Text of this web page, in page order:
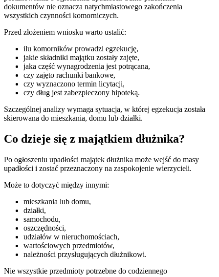
dokumentów nie oznacza natychmiastowego zakończenia
wszystkich czynności komorniczych.
Przed złożeniem wniosku warto ustalić:
ilu komorników prowadzi egzekucję,
jakie składniki majątku zostały zajęte,
jaka część wynagrodzenia jest potrącana,
czy zajęto rachunki bankowe,
czy wyznaczono termin licytacji,
czy dług jest zabezpieczony hipoteką.
Szczególnej analizy wymaga sytuacja, w której egzekucja została
skierowana do mieszkania, domu lub działki.
Co dzieje się z majątkiem dłużnika?
Po ogłoszeniu upadłości majątek dłużnika może wejść do masy
upadłości i zostać przeznaczony na zaspokojenie wierzycieli.
Może to dotyczyć między innymi:
mieszkania lub domu,
działki,
samochodu,
oszczędności,
udziałów w nieruchomościach,
wartościowych przedmiotów,
należności przysługujących dłużnikowi.
Nie wszystkie przedmioty potrzebne do codziennego